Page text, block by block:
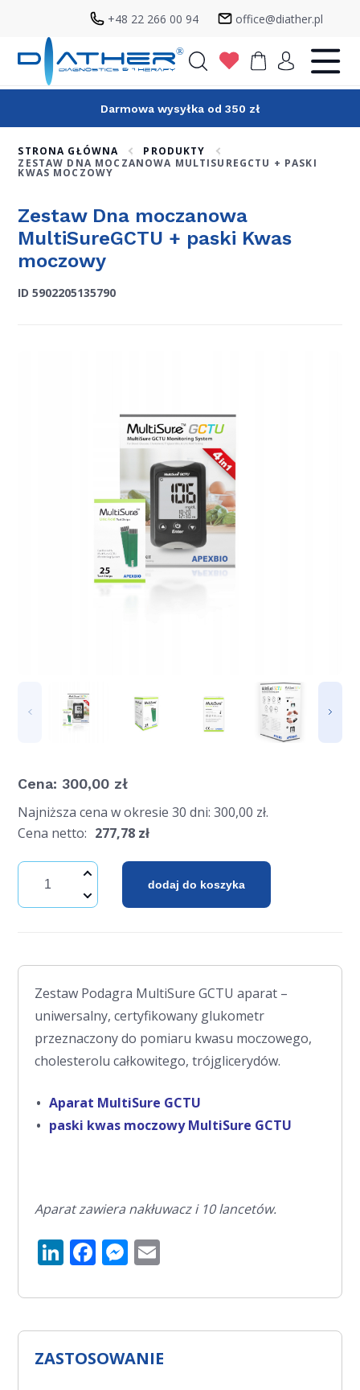
+48 22 266 00 94 office@diather.pl
Darmowa wysyłka od 350 zł
STRONA GŁÓWNA
PRODUKTY
ZESTAW DNA MOCZANOWA MULTISUREGCTU + PASKI
KWAS MOCZOWY
Zestaw Dna moczanowa
MultiSureGCTU + paski Kwas
moczowy
ID 5902205135790
Cena:300,00 zł
Najniższa cena w okresie 30 dni:300,00 zł.
Cena netto: 277,78 zł
dodaj do koszyka
Zestaw Podagra MultiSure GCTU aparat –
uniwersalny, certyfikowany glukometr
przeznaczony do pomiaru kwasu moczowego,
cholesterolu całkowitego, trójglicerydów.
Aparat MultiSure GCTU
paski kwas moczowy MultiSure GCTU
Aparat zawiera nakłuwacz i 10 lancetów.
LinkedIn
Facebook
Messenger
ZASTOSOWANIE